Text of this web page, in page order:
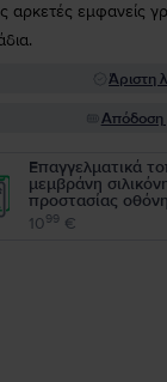
αρκετές εμφανείς
Άριστη
Απόδοση
Επαγγελματικά
μεμβράνη
προστασίας
1099 €